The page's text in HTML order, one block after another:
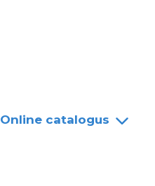
Online catalogus